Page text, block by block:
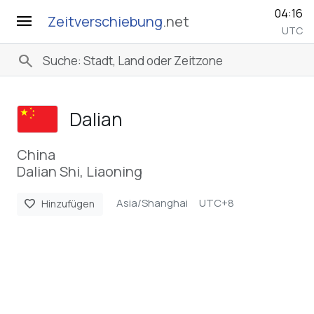
menu Zeitverschiebung.net 04:16
UTC
search
Dalian
China
Dalian Shi, Liaoning
favorite Hinzufügen Asia/Shanghai UTC+8